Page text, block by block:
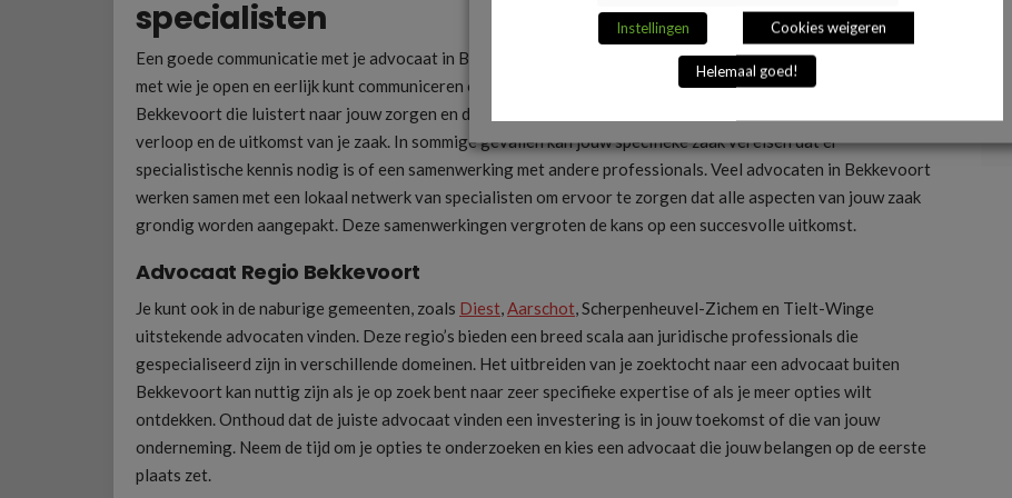
specialisten
Een goede communicatie met je advocaat in Bekkevoort is essentieel. Zorg ervoor dat je een advocaat kiest
met wie je open en eerlijk kunt communiceren over jouw situatie en verwachtingen. Een advocaat in
Bekkevoort die luistert naar jouw zorgen en duidelijk advies geeft, kan een groot verschil maken in het
verloop en de uitkomst van je zaak. In sommige gevallen kan jouw specifieke zaak vereisen dat er
specialistische kennis nodig is of een samenwerking met andere professionals. Veel advocaten in Bekkevoort
werken samen met een lokaal netwerk van specialisten om ervoor te zorgen dat alle aspecten van jouw zaak
grondig worden aangepakt. Deze samenwerkingen vergroten de kans op een succesvolle uitkomst.
Advocaat Regio Bekkevoort
Je kunt ook in de naburige gemeenten, zoals Diest,Aarschot, Scherpenheuvel-Zichem en Tielt-Winge
uitstekende advocaten vinden. Deze regio’s bieden een breed scala aan juridische professionals die
gespecialiseerd zijn in verschillende domeinen. Het uitbreiden van je zoektocht naar een advocaat buiten
Bekkevoort kan nuttig zijn als je op zoek bent naar zeer specifieke expertise of als je meer opties wilt
ontdekken. Onthoud dat de juiste advocaat vinden een investering is in jouw toekomst of die van jouw
onderneming. Neem de tijd om je opties te onderzoeken en kies een advocaat die jouw belangen op de eerste
plaats zet.
Instellingen Cookies weigeren
Helemaal goed!